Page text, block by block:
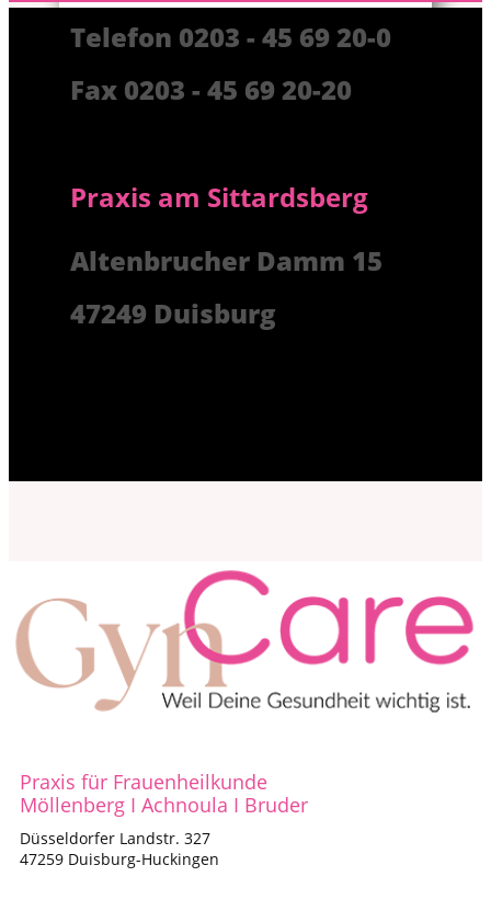
Telefon 0203 - 45 69 20-0
Fax 0203 - 45 69 20-20
Praxis am Sittardsberg
Altenbrucher Damm 15
47249 Duisburg
Praxis für Frauenheilkunde
Möllenberg I Achnoula I Bruder
Düsseldorfer Landstr. 327
47259 Duisburg-Huckingen